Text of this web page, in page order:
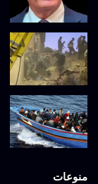
منوعات